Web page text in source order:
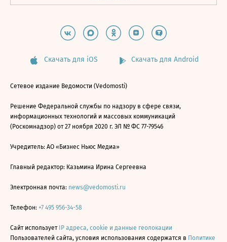
Скачать для iOS Скачать для Android
Сетевое издание Ведомости (Vedomosti)
Решение Федеральной службы по надзору в сфере связи,
информационных технологий и массовых коммуникаций
(Роскомнадзор) от 27 ноября 2020 г. ЭЛ № ФС 77-79546
Учредитель: АО «Бизнес Ньюс Медиа»
Главный редактор: Казьмина Ирина Сергеевна
Электронная почта: news@vedomosti.ru
Телефон: +7 495 956-34-58
Сайт использует IP адреса, cookie и данные геолокации
Пользователей сайта, условия использования содержатся в Политике